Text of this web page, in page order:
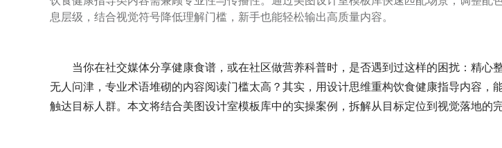
息层级，结合视觉符号降低理解门槛，新手也能轻松输出高质量内容。
当你在社交媒体分享健康食谱，或在社区做营养科普时，是否遇到过这样的困扰：精心
无人问津，专业术语堆砌的内容阅读门槛太高？其实，用设计思维重构饮食健康指导内容，
触达目标人群。本文将结合美图设计室模板库中的实操案例，拆解从目标定位到视觉落地的完